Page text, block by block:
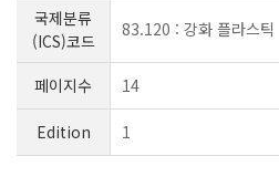
국제분류
(ICS)코드
83.120 : 강화 플라스틱
페이지수 14
Edition 1